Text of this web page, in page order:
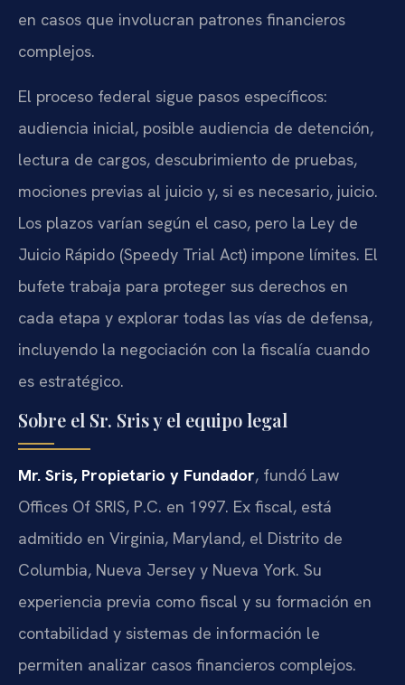
en casos que involucran patrones financieros
complejos.
El proceso federal sigue pasos específicos:
audiencia inicial, posible audiencia de detención,
lectura de cargos, descubrimiento de pruebas,
mociones previas al juicio y, si es necesario, juicio.
Los plazos varían según el caso, pero la Ley de
Juicio Rápido (Speedy Trial Act) impone límites. El
bufete trabaja para proteger sus derechos en
cada etapa y explorar todas las vías de defensa,
incluyendo la negociación con la fiscalía cuando
es estratégico.
Sobre el Sr. Sris y el equipo legal
Mr. Sris, Propietario y Fundador, fundó Law
Offices Of SRIS, P.C. en 1997. Ex fiscal, está
admitido en Virginia, Maryland, el Distrito de
Columbia, Nueva Jersey y Nueva York. Su
experiencia previa como fiscal y su formación en
contabilidad y sistemas de información le
permiten analizar casos financieros complejos.